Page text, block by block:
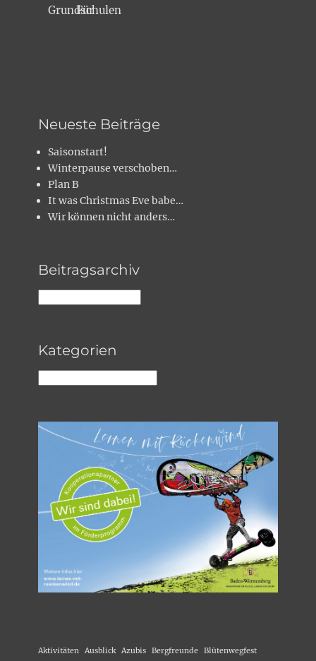
Für Grundschulen
Neueste Beiträge
Saisonstart!
Winterpause verschoben…
Plan B
It was Christmas Eve babe…
Wir können nicht anders…
Beitragsarchiv
Kategorien
Aktivitäten Ausblick Azubis Bergfreunde
Blütenwegfest